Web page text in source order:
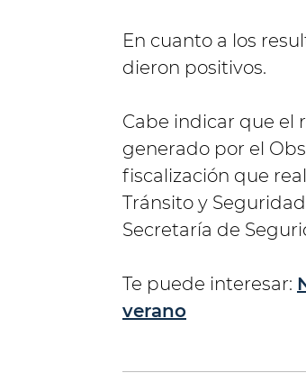
En cuanto a los
dieron positivos.
Cabe indicar que el
generado por el
fiscalización que
Tránsito y
Secretaría de
Te puede interesar:
verano